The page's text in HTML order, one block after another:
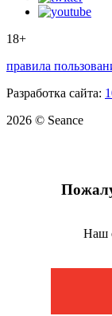
18+
правила
Разработка сайта:
2026 © Seance
Наш